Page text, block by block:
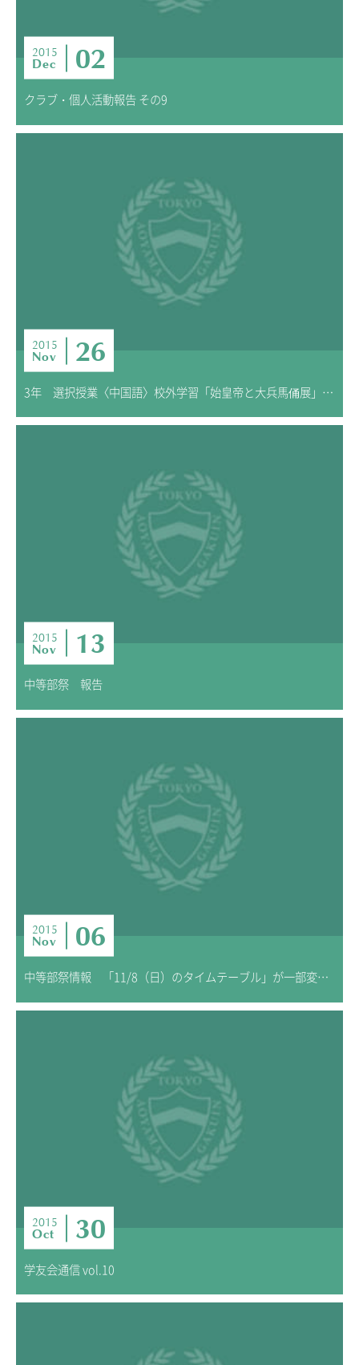
2015
Dec 02
クラブ・個人活動報告 その9
2015
Nov 26
3年 選択授業〈中国語〉校外学習「始皇帝と大兵馬俑展」 報告
2015
Nov 13
中等部祭 報告
2015
Nov 06
中等部祭情報 「11/8（日）のタイムテーブル」が一部変更になりました
2015
Oct 30
学友会通信 vol.10